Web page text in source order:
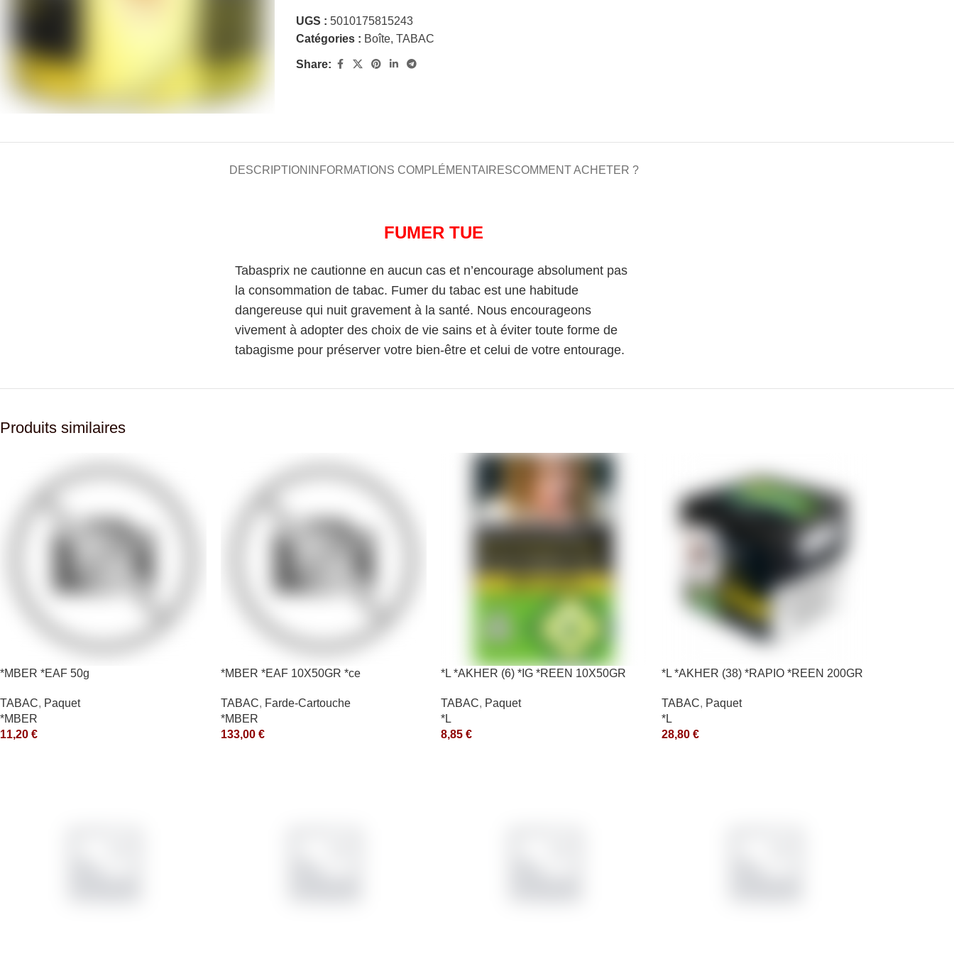
UGS :5010175815243
Catégories : Boîte, TABAC
Share:
DESCRIPTION INFORMATIONS COMPLÉMENTAIRESCOMMENT ACHETER ?
FUMER TUE
Tabasprix ne cautionne en aucun cas et n’encourage absolument pas
la consommation de tabac. Fumer du tabac est une habitude
dangereuse qui nuit gravement à la santé. Nous encourageons
vivement à adopter des choix de vie sains et à éviter toute forme de
tabagisme pour préserver votre bien-être et celui de votre entourage.
Produits similaires
*MBER *EAF 50g
TABAC, Paquet
*MBER
11,20 €
*MBER *EAF 10X50GR *ce
TABAC, Farde-Cartouche
*MBER
133,00 €
*L *AKHER (6) *IG *REEN 10X50GR
TABAC, Paquet
*L
8,85 €
*L *AKHER (38) *RAPIO *REEN 200GR
TABAC, Paquet
*L
28,80 €